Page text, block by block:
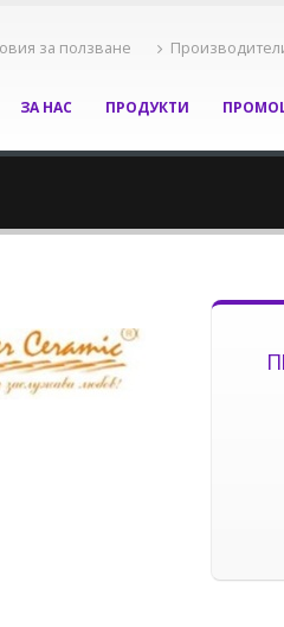
за ползване
ЗА НАС ПРОДУКТИ